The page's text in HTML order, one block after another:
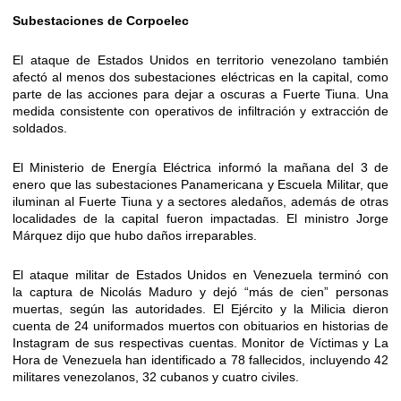
Subestaciones de Corpoelec
El ataque de Estados Unidos en territorio venezolano también
afectó al menos dos subestaciones eléctricas en la capital, como
parte de las acciones para dejar a oscuras a Fuerte Tiuna. Una
medida consistente con operativos de infiltración y extracción de
soldados.
El Ministerio de Energía Eléctrica informó la mañana del 3 de
enero que las subestaciones Panamericana y Escuela Militar, que
iluminan al Fuerte Tiuna y a sectores aledaños, además de otras
localidades de la capital fueron impactadas. El ministro Jorge
Márquez dijo que hubo daños irreparables.
El ataque militar de Estados Unidos en Venezuela terminó con
la captura de Nicolás Maduro y dejó “más de cien” personas
muertas, según las autoridades. El Ejército y la Milicia dieron
cuenta de 24 uniformados muertos con obituarios en historias de
Instagram de sus respectivas cuentas. Monitor de Víctimas y La
Hora de Venezuela han identificado a 78 fallecidos, incluyendo 42
militares venezolanos, 32 cubanos y cuatro civiles.